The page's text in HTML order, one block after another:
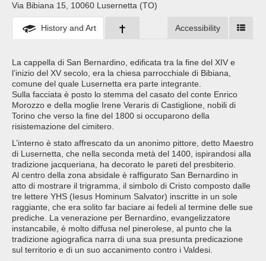
Via Bibiana 15, 10060 Lusernetta (TO)
History and Art Accessibility
La cappella di San Bernardino, edificata tra la fine del XIV e
l’inizio del XV secolo, era la chiesa parrocchiale di Bibiana,
comune del quale Lusernetta era parte integrante.
Sulla facciata è posto lo stemma del casato del conte Enrico
Morozzo e della moglie Irene Veraris di Castiglione, nobili di
Torino che verso la fine del 1800 si occuparono della
risistemazione del cimitero.
L’interno è stato affrescato da un anonimo pittore, detto Maestro
di Lusernetta, che nella seconda metà del 1400, ispirandosi alla
tradizione jacqueriana, ha decorato le pareti del presbiterio.
Al centro della zona absidale è raffigurato San Bernardino in
atto di mostrare il trigramma, il simbolo di Cristo composto dalle
tre lettere YHS (Iesus Hominum Salvator) inscritte in un sole
raggiante, che era solito far baciare ai fedeli al termine delle sue
prediche. La venerazione per Bernardino, evangelizzatore
instancabile, è molto diffusa nel pinerolese, al punto che la
tradizione agiografica narra di una sua presunta predicazione
sul territorio e di un suo accanimento contro i Valdesi.